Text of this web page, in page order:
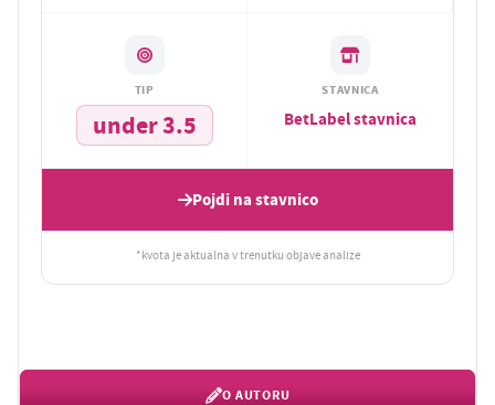
TIP
under 3.5
STAVNICA
BetLabel stavnica
Pojdi na stavnico
*kvota je aktualna v trenutku objave analize
O AUTORU